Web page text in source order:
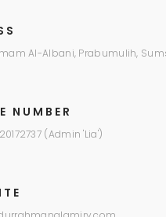
Al-Albani, Prabumulih,
NUMBER
(Admin 'Lia')